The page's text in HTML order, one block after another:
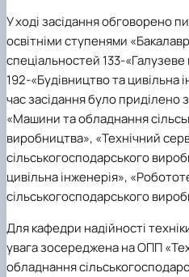
Результати
Монографії
Методичні
У ході засідання обговорено
освітніми ступенями
спеціальностей 133-
192-«Будівництво та цивільна
час засідання було приділено
«Машини та обладнання
виробництва», «Технічний
сільськогосподарського
цивільна інженерія»,
сільськогосподарського
Для кафедри надійності
увага зосереджена наОПП
обладнання